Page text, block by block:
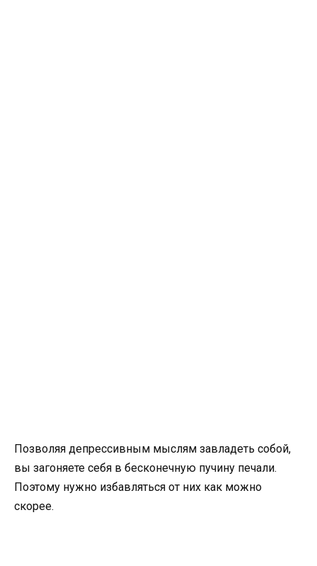
Позволяя депрессивным мыслям завладеть собой,
вы загоняете себя в бесконечную пучину печали.
Поэтому нужно избавляться от них как можно
скорее.